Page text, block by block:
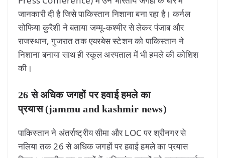
जानकारी दी है जिसे पाकिस्तान निशाना बना रहा है। कर्नल
सोफिया कुरैशी ने बताया जम्मू-कश्मीर से लेकर पंजाब और
राजस्थान, गुजरात तक एयरबेस स्टेशन को पाकिस्तान ने
निशाना बनाया साथ ही स्कूल अस्पताल में भी हमले की कोशिश
की।
26 से अधिक जगहों पर हवाई हमले का
प्रयास (jammu and kashmir news)
पाकिस्तान ने अंतर्राष्ट्रीय सीमा और LOC पर श्रीनगर से
नलिया तक 26 से अधिक जगहों पर हवाई हमले का प्रयास